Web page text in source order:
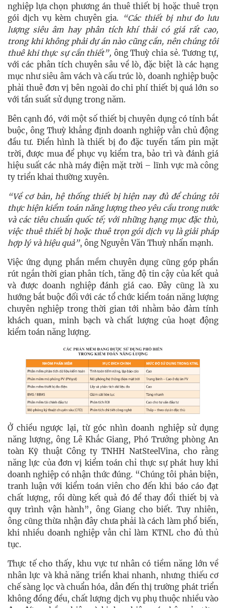
nghiệp lựa chọn phương án thuê thiết bị hoặc thuê trọn
gói dịch vụ kèm chuyên gia.
“Các thiết bị như đo lưu
lượng siêu âm hay phân tích khí thải có giá rất cao,
trong khi không phải dự án nào cũng cần, nên chúng tôi
thuê khi thực sự cần thiết”, ông Thuỳ chia sẻ. Tương tự,
với các phân tích chuyên sâu về lò, đặc biệt là các hạng
mục như siêu âm vách và cấu trúc lò, doanh nghiệp buộc
phải thuê đơn vị bên ngoài do chi phí thiết bị quá lớn so
với tần suất sử dụng trong năm.
Bên cạnh đó, với một số thiết bị chuyên dụng có tính bắt
buộc, ông Thuỳ khẳng định doanh nghiệp vẫn chủ động
đầu tư. Điển hình là thiết bị đo đặc tuyến tấm pin mặt
trời, được mua để phục vụ kiểm tra, bảo trì và đánh giá
hiệu suất các nhà máy điện mặt trời – lĩnh vực mà công
ty triển khai thường xuyên.
“Về cơ bản, hệ thống thiết bị hiện nay đủ để chúng tôi
thực hiện kiểm toán năng lượng theo yêu cầu trong nước
và các tiêu chuẩn quốc tế; với những hạng mục đặc thù,
việc thuê thiết bị hoặc thuê trọn gói dịch vụ là giải pháp
hợp lý và hiệu quả”, ông Nguyễn Văn Thuỳ nhấn mạnh.
Việc ứng dụng phần mềm chuyên dụng cũng góp phần
rút ngắn thời gian phân tích, tăng độ tin cậy của kết quả
và được doanh nghiệp đánh giá cao. Đây cũng là xu
hướng bắt buộc đối với các tổ chức kiểm toán năng lượng
chuyên nghiệp trong thời gian tới nhằm bảo đảm tính
khách quan, minh bạch và chất lượng của hoạt động
kiểm toán năng lượng.
Ở chiều ngược lại, từ góc nhìn doanh nghiệp sử dụng
năng lượng, ông Lê Khắc Giang, Phó Trưởng phòng An
toàn Kỹ thuật Công ty TNHH NatSteelVina, cho rằng
năng lực của đơn vị kiểm toán chỉ thực sự phát huy khi
doanh nghiệp có nhận thức đúng. “Chúng tôi phản biện,
tranh luận với kiểm toán viên cho đến khi báo cáo đạt
chất lượng, rồi dùng kết quả đó để thay đổi thiết bị và
quy trình vận hành”, ông Giang cho biết. Tuy nhiên,
ông cũng thừa nhận đây chưa phải là cách làm phổ biến,
khi nhiều doanh nghiệp vẫn chỉ làm KTNL cho đủ thủ
tục.
Thực tế cho thấy, khu vực tư nhân có tiềm năng lớn về
nhân lực và khả năng triển khai nhanh, nhưng thiếu cơ
chế sàng lọc và chuẩn hóa, dẫn đến thị trường phát triển
không đồng đều, chất lượng dịch vụ phụ thuộc nhiều vào